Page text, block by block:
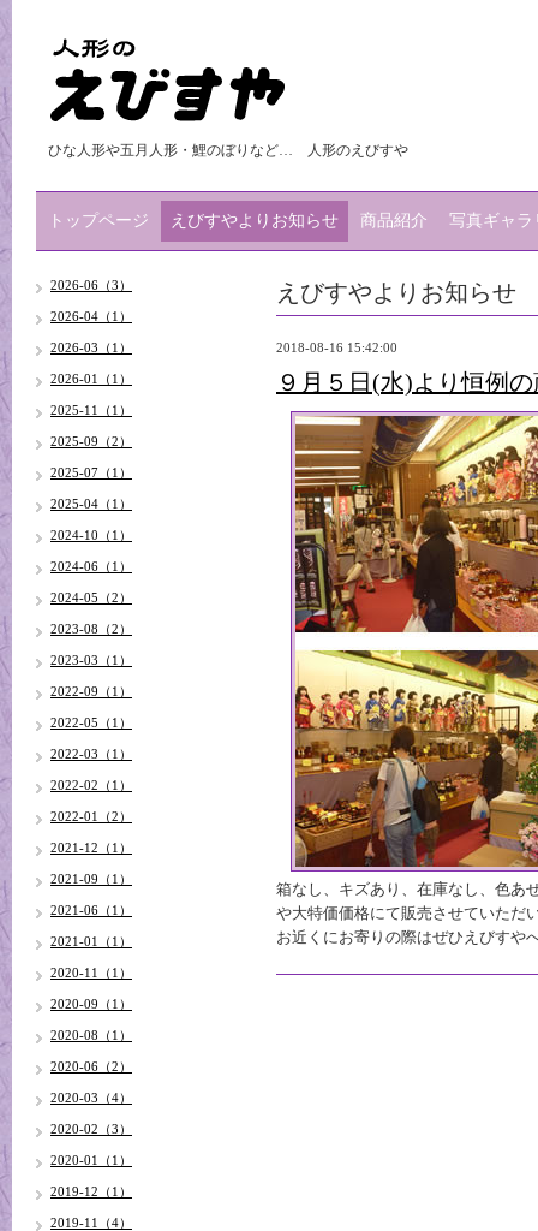
ひな人形や五月人形・鯉のぼりなど… 人形のえびすや
トップページ えびすやよりお知らせ 商品紹介 写真ギャラ
えびすやよりお知らせ
2018-08-16 15:42:00
９月５日(水)より恒例
箱なし、キズあり、在庫なし、色あ
や大特価価格にて販売させていただ
お近くにお寄りの際はぜひえびすや
2026-06（3）
2026-04（1）
2026-03（1）
2026-01（1）
2025-11（1）
2025-09（2）
2025-07（1）
2025-04（1）
2024-10（1）
2024-06（1）
2024-05（2）
2023-08（2）
2023-03（1）
2022-09（1）
2022-05（1）
2022-03（1）
2022-02（1）
2022-01（2）
2021-12（1）
2021-09（1）
2021-06（1）
2021-01（1）
2020-11（1）
2020-09（1）
2020-08（1）
2020-06（2）
2020-03（4）
2020-02（3）
2020-01（1）
2019-12（1）
2019-11（4）